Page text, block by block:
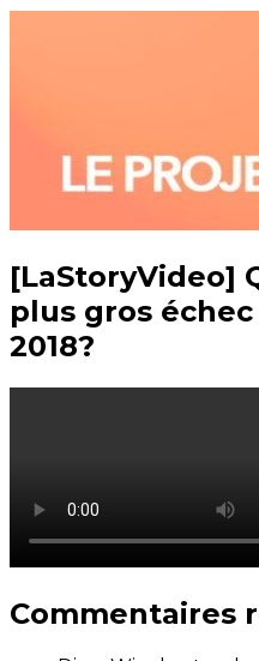
[LaStoryVideo]
plus gros
2018?
Commentaires